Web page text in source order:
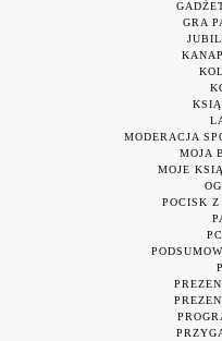
GRA
MODERACJA
MOJA
MOJE
POCISK Z